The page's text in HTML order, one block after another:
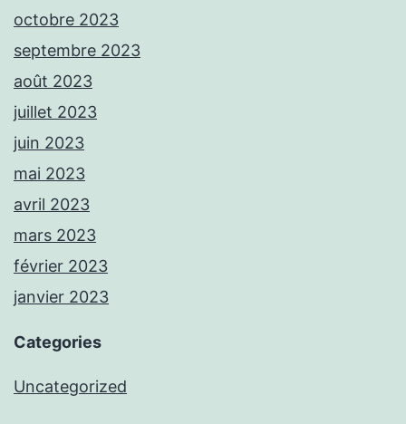
octobre 2023
septembre 2023
août 2023
juillet 2023
juin 2023
mai 2023
avril 2023
mars 2023
février 2023
janvier 2023
Categories
Uncategorized